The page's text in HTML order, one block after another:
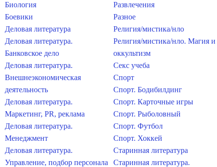
Биология
Боевики
Деловая литература
Деловая литература.
Банковское дело
Деловая литература.
Внешнеэкономическая
деятельность
Деловая литература.
Маркетинг, PR, реклама
Деловая литература.
Менеджмент
Деловая литература.
Управление, подбор персонала
Развлечения
Разное
Религия/мистика/нло
Религия/мистика/нло. Магия и
оккультизм
Секс учеба
Спорт
Спорт. Бодибилдинг
Спорт. Карточные игры
Спорт. Рыболовный
Спорт. Футбол
Спорт. Хоккей
Старинная литература
Старинная литература.